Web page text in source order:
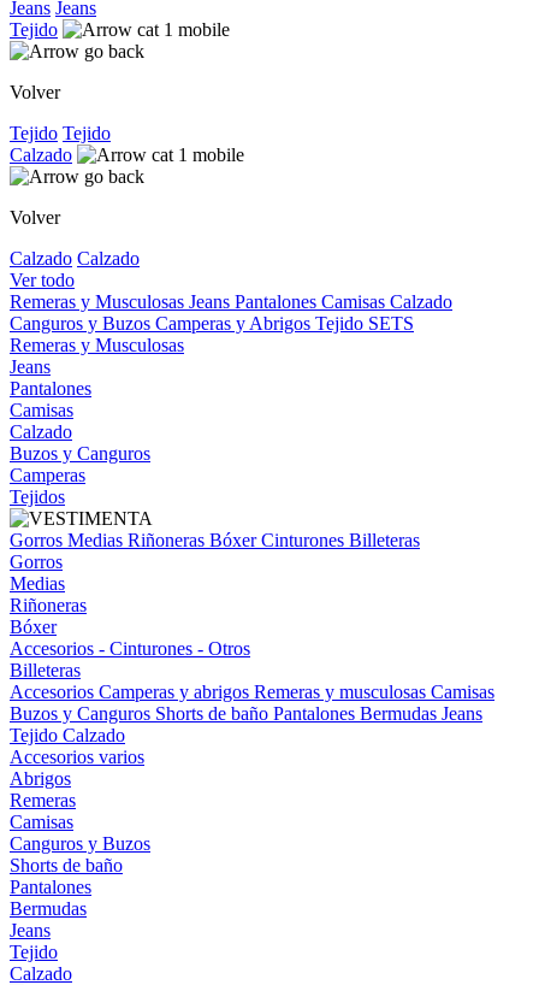
Jeans Jeans
Tejido
Volver
Tejido Tejido
Calzado
Volver
Calzado Calzado
Ver todo
Remeras y Musculosas Jeans Pantalones Camisas Calzado
Canguros y Buzos Camperas y Abrigos Tejido SETS
Remeras y Musculosas
Jeans
Pantalones
Camisas
Calzado
Buzos y Canguros
Camperas
Tejidos
Gorros Medias Riñoneras BóxerCinturones Billeteras
Gorros
Medias
Riñoneras
Bóxer
Accesorios - Cinturones - Otros
Billeteras
Accesorios Camperas y abrigos Remeras y musculosas Camisas
Buzos y Canguros Shorts de baño Pantalones Bermudas Jeans
Tejido Calzado
Accesorios varios
Abrigos
Remeras
Camisas
Canguros y Buzos
Shorts de baño
Pantalones
Bermudas
Jeans
Tejido
Calzado